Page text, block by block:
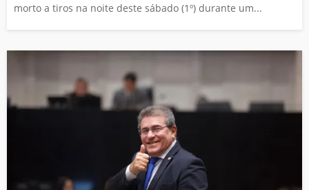
morto a tiros na noite deste sábado (1º) durante um...